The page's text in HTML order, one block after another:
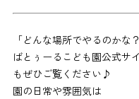
「どんな場所でやるのかな
ばとぅーるこども園公式サ
もぜひご覧ください♪
園の日常や雰囲気は